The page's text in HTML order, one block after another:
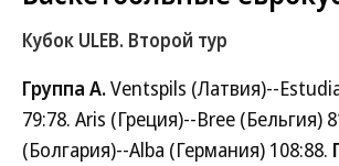
Кубок ULEB. Второй тур
Группа A.Ventspils (Латвия)--
79:78. Aris (Греция)--Bree (Бельгия)
(Болгария)--Alba (Германия) 108:88.